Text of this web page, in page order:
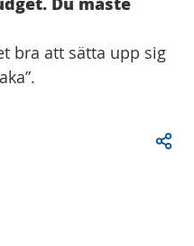
bra att sätta upp sig